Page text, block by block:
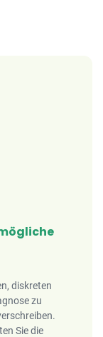
diskreten
zu
Sie die